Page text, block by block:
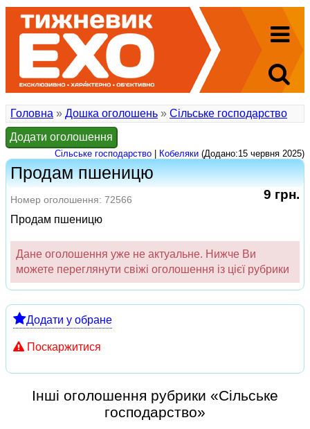
Головна » Дошка оголошень » Сільське господарство
Додати оголошення
Сільське господарство Кобеляки (Додано:15 червня 2025)
Продам пшеницю
9 грн.
Номер оголошення: 72566
Продам пшеницю
Дане оголошення уже не актуальне. Нижче Ви
можете переглянути свіжі оголошення із цієї рубрики
Додати у обране
Поскаржитися
Інші оголошення рубрики «Сільське
господарство»